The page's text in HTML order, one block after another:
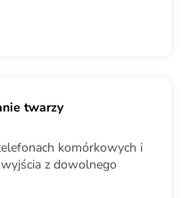
twarzy
komórkowych i
z dowolnego